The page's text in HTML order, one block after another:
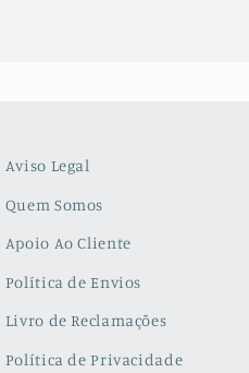
Aviso Legal
Quem Somos
Apoio Ao Cliente
Política de Envios
Livro de Reclamações
Política de Privacidade